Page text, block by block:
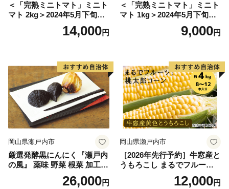
鹿嶋市ふるさと納税係
営業時間：平日 9:00～17:00（土日祝日および年末年始
メール：kashima@furusato-supports.com
※営業時間外のお問い合わせは、翌営業日以降にご連絡
いたします。
※2026年4月30日までにご寄附いただいた方は、下記連
絡先へお問い合わせください。
鹿嶋市ふるさと納税事務局
（運営：一般社団法人 地域資源活用推進協会）
TEL：0942-80-4748
メール：kashima-ibaraki@furusato-ss.com
＜「完熟ミニトマト」ミニト
マト 2kg＞2024年5月下旬迄
に順次出荷 野菜ソムリエサ
ミット アルル・リリカ共に
県 高鍋町産 産地直送 有機肥
料使用 高糖度 西森農園
14,000円
＜「完熟ミニトマト」ミニト
マト 1kg＞2024年5月下旬迄
に順次出荷 野菜ソムリエサ
ミット アルル・リリカ共に
県 高鍋町産 産地直送 有機肥
料使用 高糖度 西森農園
9,000円
岡山県瀬戸内市
厳選発酵黒にんにく『瀬戸内
の風』 薬味 野菜 根菜 加工食
26,000円
岡山県瀬戸内市
［2026年先行予約］牛窓産と
うもろこし まるでフルー
ツ！最高糖度25度超え 生で
甘い、茹でて美味い！ 黄色
12,000円